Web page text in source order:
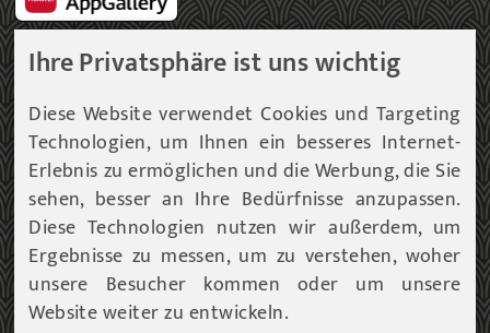
Ihre Privatsphäre ist uns wichtig
Diese Website verwendet Cookies und Targeting
Technologien, um Ihnen ein besseres Internet-
Erlebnis zu ermöglichen und die Werbung, die Sie
sehen, besser an Ihre Bedürfnisse anzupassen.
Diese Technologien nutzen wir außerdem, um
Ergebnisse zu messen, um zu verstehen, woher
unsere Besucher kommen oder um unsere
Website weiter zu entwickeln.
Gemeinde Newsletter
Immer am aktuellsten Informationsstand!
Unser Infoservice liefert Ihnen, in periodischen
Abständen, Informationen rund um die Gemeinde
Fohnsdorf.